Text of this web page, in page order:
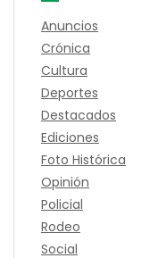
Anuncios
Crónica
Cultura
Deportes
Destacados
Ediciones
Foto Histórica
Opinión
Policial
Rodeo
Social